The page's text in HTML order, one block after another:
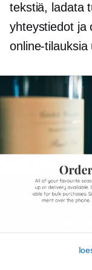
tekstiä, ladata
yhteystiedot ja
online-